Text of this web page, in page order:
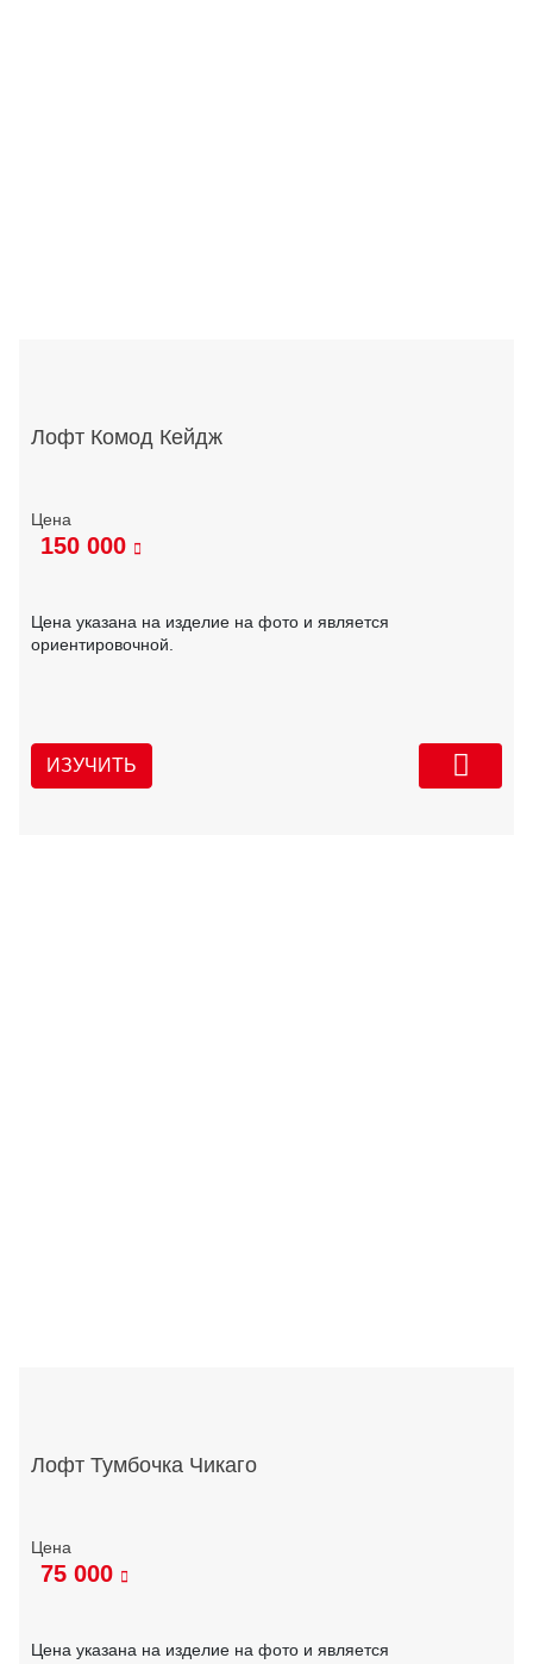
Лофт Комод Кейдж
150 000
Цена указана на изделие на фото и является
ориентировочной.
ИЗУЧИТЬ
Лофт Тумбочка Чикаго
75 000
Цена указана на изделие на фото и является